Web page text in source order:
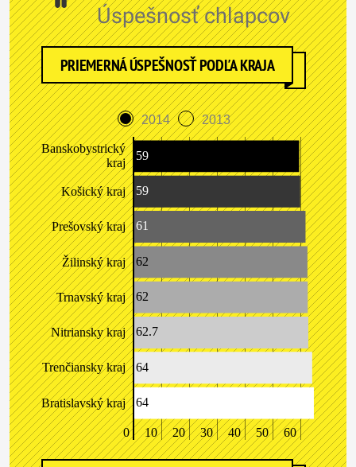
Úspešnosť chlapcov
PRIEMERNÁ ÚSPEŠNOSŤ PODĽA KRAJA
2014 2013
Banskobystrický
kraj
Košický kraj
Prešovský kraj
Žilinský kraj
Trnavský kraj
Nitriansky kraj
Trenčiansky kraj
Bratislavský kraj
0 10 20 30 40 50 60
59
59
61
62
62
62.7
64
64